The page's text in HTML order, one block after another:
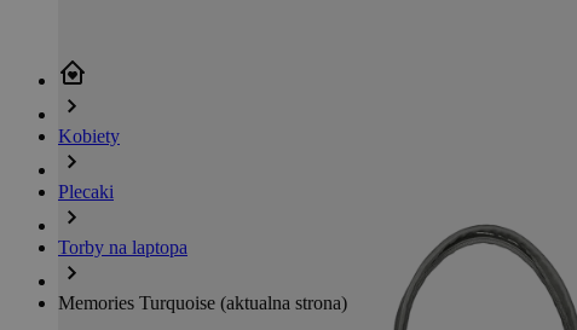
Kobiety
Plecaki
Torby na laptopa
Memories Turquoise (aktualna strona)